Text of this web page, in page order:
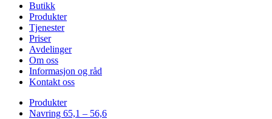
Butikk
Produkter
Tjenester
Priser
Avdelinger
Om oss
Informasjon og råd
Kontakt oss
Produkter
Navring 65,1 – 56,6